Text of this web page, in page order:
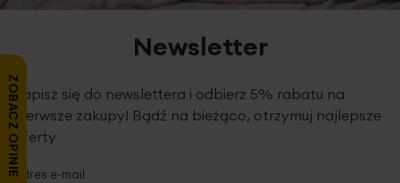
Newsletter
Zapisz się do newslettera i odbierz 5% rabatu na
pierwsze zakupy! Bądź na bieżąco, otrzymuj najlepsze
oferty
Adres e-mail
ZOBACZ OPINIE